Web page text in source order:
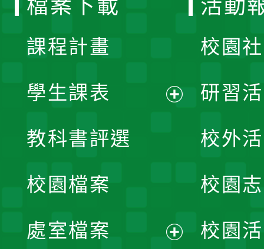
檔案下載
課程計畫
學生課表
單
教科書評選
校園檔案
處室檔案
活動
校園
研習
校外
校園
校園